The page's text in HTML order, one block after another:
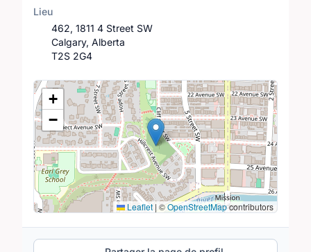
Lieu
462, 1811 4 Street SW
Calgary, Alberta
T2S 2G4
Lieu
+
−
Leaflet | ©OpenStreetMapcontributors